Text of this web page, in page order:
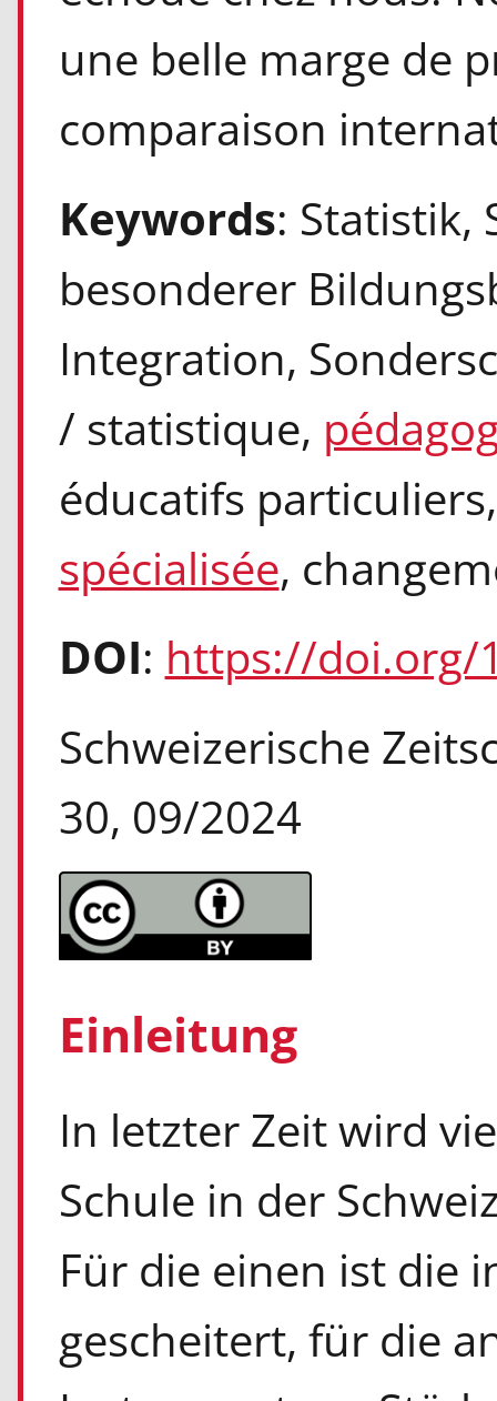
une belle marge de
comparaison
Keywords: Statistik,
besonderer
Integration,
/ statistique,
éducatifs
spécialisée,
DOI: https://doi.org/
Schweizerische
30, 09/2024
Einleitung
In letzter Zeit wird
Schule in der
Für die einen ist die
gescheitert, für die